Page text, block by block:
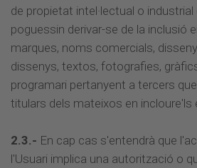
de propietat intel·lectual o
poguessin derivar-se de la inclusió
marques, noms comercials,
dissenys, textos, fotografies,
programari pertanyent a tercers
titulars dels mateixos en incloure'ls
2.3.- En cap cas s'entendrà que
l'Usuari implica una autorització o